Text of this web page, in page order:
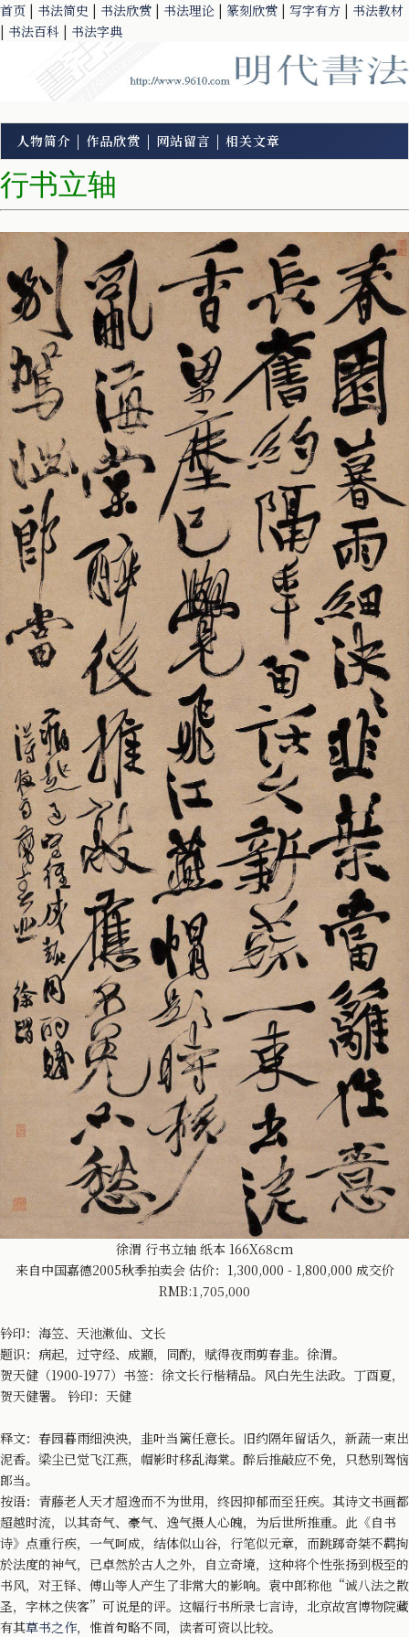
首页 | 书法简史 | 书法欣赏 | 书法理论 | 篆刻欣赏 | 写字有方 | 书法教材
| 书法百科 | 书法字典
人物简介 | 作品欣赏 | 网站留言 | 相关文章
行书立轴
徐渭 行书立轴 纸本 166X68cm
来自中国嘉德2005秋季拍卖会 估价：1,300,000 - 1,800,000 成交价
RMB:1,705,000
钤印：海笠、天池漱仙、文长
题识：病起，过守经、成颛，同酌，赋得夜雨剪春韭。徐渭。
贺天健（1900-1977）书签：徐文长行楷精品。风白先生法政。丁酉夏，
贺天健署。 钤印：天健
释文：春园暮雨细泱泱，韭叶当篱任意长。旧约隔年留话久，新蔬一束出
泥香。梁尘已觉飞江燕，帽影时移乱海棠。醉后推敲应不免，只愁别驾恼
郎当。
按语：青藤老人天才超逸而不为世用，终因抑郁而至狂疾。其诗文书画都
超越时流，以其奇气、豪气、逸气摄人心魄，为后世所推重。此《自书
诗》点重行疾，一气呵成，结体似山谷，行笔似元章，而跳踯奇桀不羁拘
於法度的神气，已卓然於古人之外，自立奇境，这种将个性张扬到极至的
书风，对王铎、傅山等人产生了非常大的影响。袁中郎称他“诚八法之散
圣，字林之侠客”可说是的评。这幅行书所录七言诗，北京故宫博物院藏
有其草书之作，惟首句略不同，读者可资以比较。